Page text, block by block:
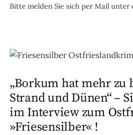
Bitte melden Sie sich per Mail unter
„Borkum hat mehr zu
Strand und Dünen“ –
im Interview zum
»Friesensilber« !